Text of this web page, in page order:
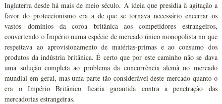
Inglaterra desde há mais de meio século. A ideia que presidia à agitação a
favor do proteccionismo era a de que se tornava necessário encerrar os
vastos domínios da coroa britânica aos competidores estrangeiros,
convertendo o Império numa espécie de mercado único monopolista no que
respeitava ao aprovisionamento de matérias-primas e ao consumo dos
produtos da indústria britânica. É certo que por este caminho não se dava
uma solução completa ao problema da concorrência alemã no mercado
mundial em geral, mas uma parte tão considerável deste mercado quanto o
era o Império Britânico ficaria garantida contra a penetração das
mercadorias estrangeiras.